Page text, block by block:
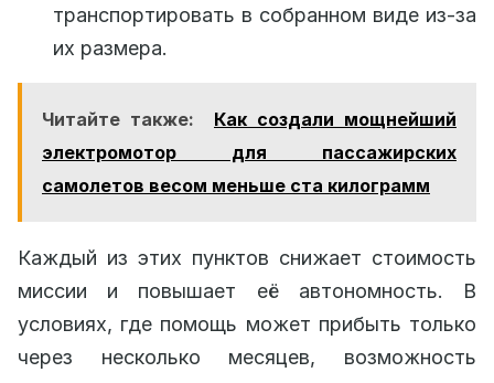
транспортировать в собранном виде из-за
их размера.
Читайте также:
Как создали мощнейший
электромотор для пассажирских
самолетов весом меньше ста килограмм
Каждый из этих пунктов снижает стоимость
миссии и повышает её автономность. В
условиях, где помощь может прибыть только
через несколько месяцев, возможность